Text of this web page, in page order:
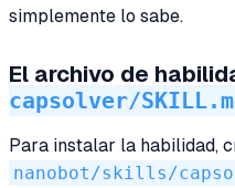
simplemente lo sabe.
El archivo de
capsolver/
Para instalar la habilidad,
nanobot/skills/